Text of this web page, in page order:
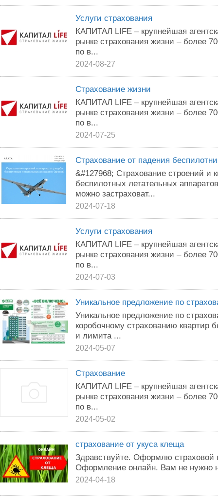
Услуги страхования
КАПИТАЛ LIFE – крупнейшая
рынке страхования жизни – более
по в...
2024-08-27
Страхование жизни
КАПИТАЛ LIFE – крупнейшая
рынке страхования жизни – более
по в...
2024-07-25
Страхование от падения
&#127968; Страхование строений и
беспилотных летательных
можно застраховат...
2024-07-18
Услуги страхования
КАПИТАЛ LIFE – крупнейшая
рынке страхования жизни – более
по в...
2024-07-03
Уникальнoе пpeдлoжeниe пo
Уникальное пpeдлoжeниe пo
кopoбoчному cтpaxовaнию квaртиp
и лимитa ...
2024-05-07
Страхование
КАПИТАЛ LIFE – крупнейшая
рынке страхования жизни – более
по в...
2024-05-02
страхование от укуса клеща
Здравствуйте. Оформлю страховой
Оформление онлайн. Вам не нужно
2024-04-18